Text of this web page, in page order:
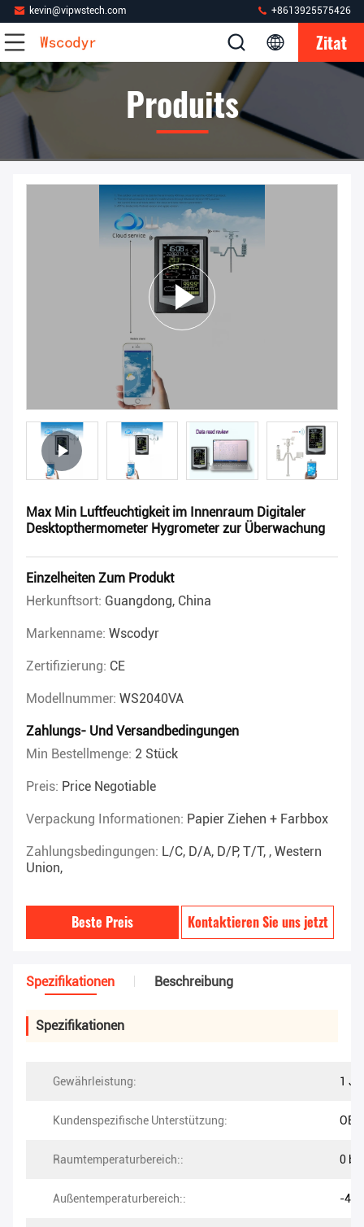
kevin@vipwstech.com +8613925575426
Zitat
Produits
Max Min Luftfeuchtigkeit im Innenraum Digitaler
Desktopthermometer Hygrometer zur Überwachung
Einzelheiten Zum Produkt
Herkunftsort: Guangdong, China
Markenname: Wscodyr
Zertifizierung: CE
Modellnummer: WS2040VA
Zahlungs- Und Versandbedingungen
Min Bestellmenge: 2 Stück
Preis: Price Negotiable
Verpackung Informationen: Papier Ziehen + Farbbox
Zahlungsbedingungen: L/C, D/A, D/P, T/T, , Western
Union,
Beste Preis Kontaktieren Sie uns jetzt
Spezifikationen Beschreibung
Spezifikationen
Gewährleistung: 1
Kundenspezifische Unterstützung:
Raumtemperaturbereich:: 0
Außentemperaturbereich:: -40